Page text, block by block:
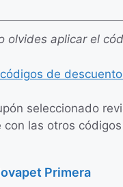
olvides aplicar el
códigos de
seleccionado
las otros
Primera